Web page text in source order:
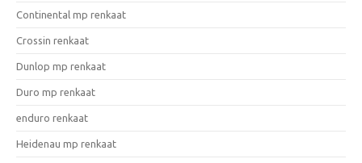
Continental mp renkaat
Crossin renkaat
Dunlop mp renkaat
Duro mp renkaat
enduro renkaat
Heidenau mp renkaat